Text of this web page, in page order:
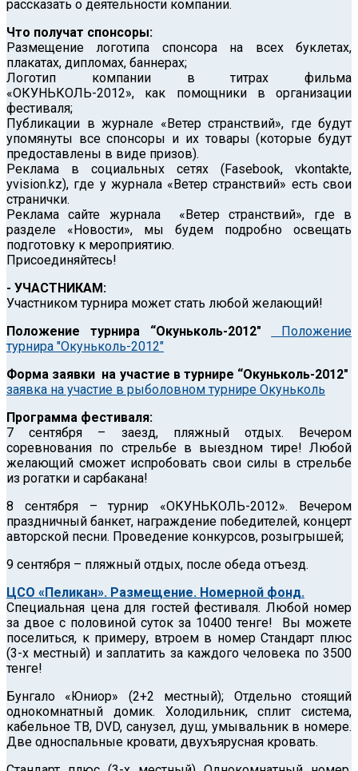
рассказать о деятельности компании.
Что получат спонсоры:
Размещение логотипа спонсора на всех буклетах,
плакатах, дипломах, баннерах;
Логотип компании в титрах фильма
«ОКУНЬКОЛЬ-2012», как помощники в организации
фестиваля;
Публикации в журнале «Ветер странствий», где будут
упомянуты все спонсоры и их товары (которые будут
предоставлены в виде призов).
Реклама в социальных сетях (Fasebook, vkontakte,
yvision.kz), где у журнала «Ветер странствий» есть свои
странички.
Реклама сайте журнала «Ветер странствий», где в
разделе «Новости», мы будем подробно освещать
подготовку к мероприятию.
Присоединяйтесь!
- УЧАСТНИКАМ:
Участником турнира может стать любой желающий!
Положение турнира “Окуньколь-2012″
Положение
турнира "Окуньколь-2012"
Форма заявки на участие в турнире “Окуньколь-2012″
заявка на участие в рыболовном турнире Окуньколь
Программа фестиваля:
7 сентября – заезд, пляжный отдых. Вечером
соревнования по стрельбе в выездном тире! Любой
желающий сможет испробовать свои силы в стрельбе
из рогатки и сарбакана!
8 сентября – турнир «ОКУНЬКОЛЬ-2012». Вечером
праздничный банкет, награждение победителей, концерт
авторской песни. Проведение конкурсов, розыгрышей;
9 сентября – пляжный отдых, после обеда отъезд.
ЦСО «Пеликан». Размещение. Номерной фонд.
Специальная цена для гостей фестиваля. Любой номер
за двое с половиной суток за 10400 тенге! Вы можете
поселиться, к примеру, втроем в номер Стандарт плюс
(3-х местный) и заплатить за каждого человека по 3500
тенге!
Бунгало «Юниор» (2+2 местный); Отдельно стоящий
однокомнатный домик. Холодильник, сплит система,
кабельное ТВ, DVD, санузел, душ, умывальник в номере.
Две односпальные кровати, двухъярусная кровать.